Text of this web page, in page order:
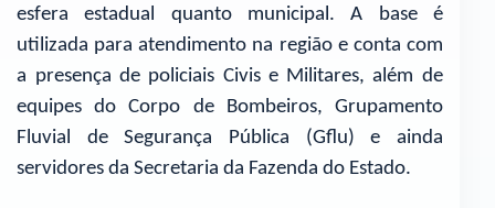
esfera estadual quanto municipal. A base é
utilizada para atendimento na região e conta com
a presença de policiais Civis e Militares, além de
equipes do Corpo de Bombeiros, Grupamento
Fluvial de Segurança Pública (Gflu) e ainda
servidores da Secretaria da Fazenda do Estado.